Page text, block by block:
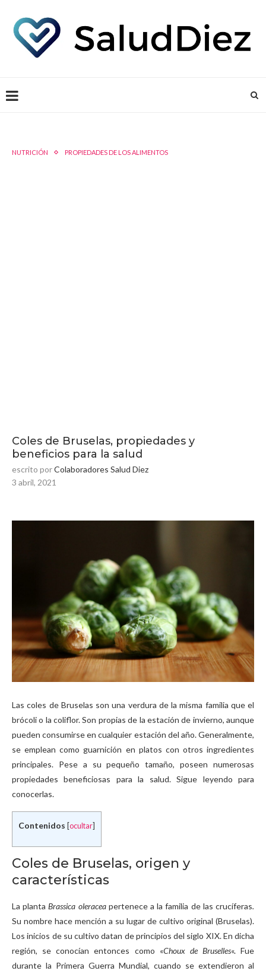
NUTRICIÓN PROPIEDADES DE LOS ALIMENTOS
Coles de Bruselas, propiedades y
beneficios para la salud
escrito porColaboradores Salud Diez
3 abril, 2021
Las coles de Bruselas son una verdura de la misma familia que el
brócoli o la coliflor. Son propias de la estación de invierno, aunque
pueden consumirse en cualquier estación del año. Generalmente,
se emplean como guarnición en platos con otros ingredientes
principales. Pese a su pequeño tamaño, poseen numerosas
propiedades beneficiosas para la salud. Sigue leyendo para
conocerlas.
Contenidos ocultar
Coles de Bruselas, origen y
características
La plantaBrassica oleracea pertenece a la familia de las crucíferas.
Su nombre hace mención a su lugar de cultivo original (Bruselas).
Los inicios de su cultivo datan de principios del siglo XIX. En dicha
región, se conocían entonces como «Choux de Bruselles«. Fue
durante la Primera Guerra Mundial, cuando se extendieron al